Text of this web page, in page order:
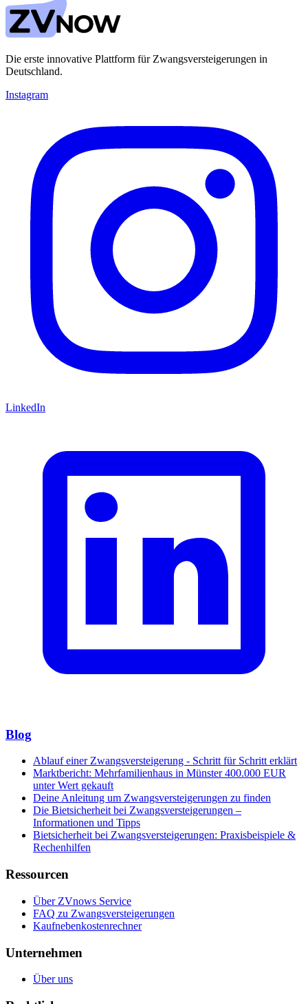
Die erste innovative Plattform für Zwangsversteigerungen in
Deutschland.
Instagram
LinkedIn
Blog
Ablauf einer Zwangsversteigerung - Schritt für Schritt erklärt
Marktbericht: Mehrfamilienhaus in Münster 400.000 EUR
unter Wert gekauft
Deine Anleitung um Zwangsversteigerungen zu finden
Die Bietsicherheit bei Zwangsversteigerungen –
Informationen und Tipps
Bietsicherheit bei Zwangsversteigerungen: Praxisbeispiele &
Rechenhilfen
Ressourcen
Über ZVnows Service
FAQ zu Zwangsversteigerungen
Kaufnebenkostenrechner
Unternehmen
Über uns